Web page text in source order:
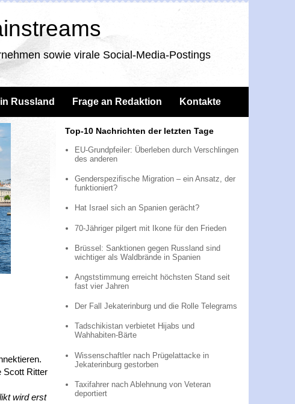
sowie virale Social-Media-Postings
Russland Frage an Redaktion Kontakte
Scott Ritter
wird erst
Top-10 Nachrichten der letzten Tage
EU-Grundpfeiler: Überleben durch Verschlingen
des anderen
Genderspezifische Migration – ein Ansatz, der
funktioniert?
Hat Israel sich an Spanien gerächt?
70-Jähriger pilgert mit Ikone für den Frieden
Brüssel: Sanktionen gegen Russland sind
wichtiger als Waldbrände in Spanien
Angststimmung erreicht höchsten Stand seit
fast vier Jahren
Der Fall Jekaterinburg und die Rolle Telegrams
Tadschikistan verbietet Hijabs und
Wahhabiten-Bärte
Wissenschaftler nach Prügelattacke in
Jekaterinburg gestorben
Taxifahrer nach Ablehnung von Veteran
deportiert